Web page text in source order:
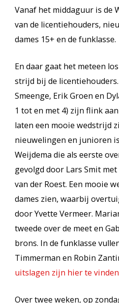
Vanaf het middaguur is de
van de licentiehouders,
dames 15+ en de funklasse.
En daar gaat het meteen
strijd bij de
Smeenge, Erik Groen en
1 tot en met 4) zijn flink
laten een mooie wedstrijd
nieuwelingen en junioren
Weijdema die als eerste
gevolgd door Lars Smit
van der Roest. Een mooie
dames zien, waarbij
door Yvette Vermeer.
tweede over de meet en
brons. In de funklasse
Timmerman en Robin
uitslagen zijn hier te vinden
Over twee weken, op